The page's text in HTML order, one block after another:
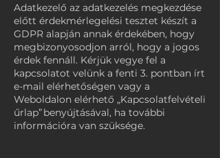
Adatkezelő az adatkezelés megkezdése
előtt érdekmérlegelési tesztet készít a
GDPR alapján annak érdekében, hogy
megbizonyosodjon arról, hogy a jogos
érdek fennáll. Kérjük vegye fel a
kapcsolatot velünk a fenti 3. pontban írt
e-mail elérhetőségen vagy a
Weboldalon elérhető „Kapcsolatfelvételi
űrlap” benyújtásával, ha további
információra van szüksége.